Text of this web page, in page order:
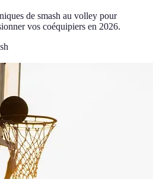
de smash au volley pour
vos coéquipiers en 2026.